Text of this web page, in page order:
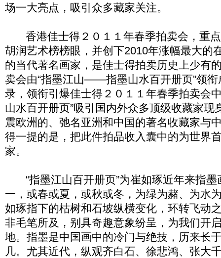
场一大亮点，吸引众多藏家关注。
香港佳士得２０１１年春季拍卖会，重点
胡润艺术榜榜眼，并创下2010年涨幅最大的
的当代著名画家，是佳士得拍卖历史上少有
卖会由“指墨江山——指墨山水百开册页”领衔
录，领衔引爆佳士得２０１１年春季拍卖会
山水百开册页”吸引国内外众多顶级收藏家现
震欧洲的、弛名亚洲和中国的著名收藏家与
得一提的是，把此件拍品收入囊中的为世界
家。
“指墨江山百开册页”为崔如琢近年来指墨
一，或春或夏，或秋或冬，为绿为赭、为水
如琢指下的枯树和石坡纵横变化，环转飞动
非毛笔所及，别具奇趣意象纷呈，为我们开
地。指墨是中国画中的冷门与绝技，历来长
几。尤其近代，纵观齐白石、徐悲鸿、张大